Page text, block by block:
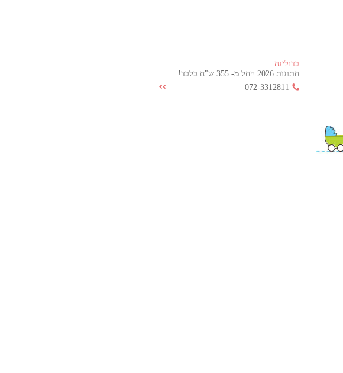
בדולינה
חתונות 2026 החל מ- 355 ש"ח בלבד!
072-3312811